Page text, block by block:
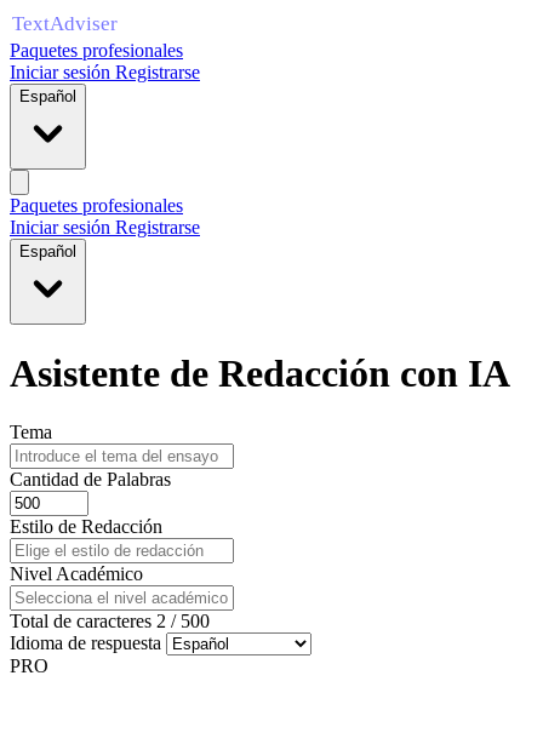
Paquetes profesionales
Iniciar sesión Registrarse
Español
Paquetes profesionales
Iniciar sesión Registrarse
Español
Asistente de Redacción con IA
Tema
Cantidad de Palabras
Estilo de Redacción
Nivel Académico
Total de caracteres 2 / 500
Idioma de respuesta
PRO